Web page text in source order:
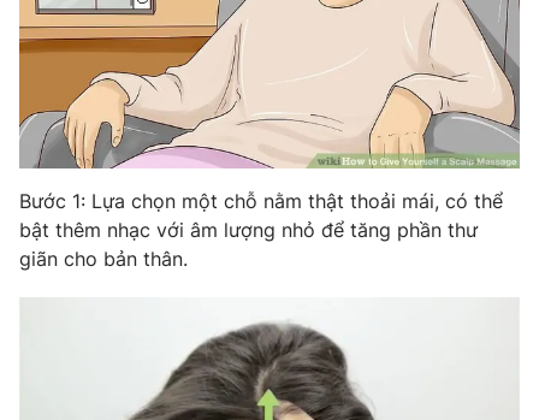
Tư vấn
Chuyên mục khác
Emagazine
Photo Infographic
Video Shorts video
VTV Money
Bất động sản
Bước 1: Lựa chọn một chỗ nằm thật thoải mái, có thể
bật thêm nhạc với âm lượng nhỏ để tăng phần thư
giãn cho bản thân.